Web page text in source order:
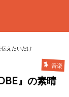
伝えたいだけ
音楽
』の素晴